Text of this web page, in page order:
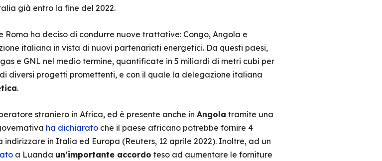
già entro la fine del 2022.
Roma ha deciso di condurre nuove trattative: Congo, Angola e
italiana in vista di nuovi partenariati energetici. Da questi paesi,
e GNL nel medio termine, quantificate in 5 miliardi di metri cubi per
diversi progetti promettenti, e con il quale la delegazione italiana
.
straniero in Africa, ed è presente anche in Angola tramite una
ha dichiaratoche il paese africano potrebbe fornire 4
in Italia ed Europa (Reuters, 12 aprile 2022). Inoltre, ad un
a Luanda un’importante accordo teso ad aumentare le forniture